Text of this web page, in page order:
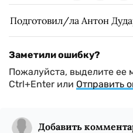
Подготовил/ла Антон
Заметили ошибку?
Пожалуйста, выделите
Ctrl+Enter или Отправить
Добавить